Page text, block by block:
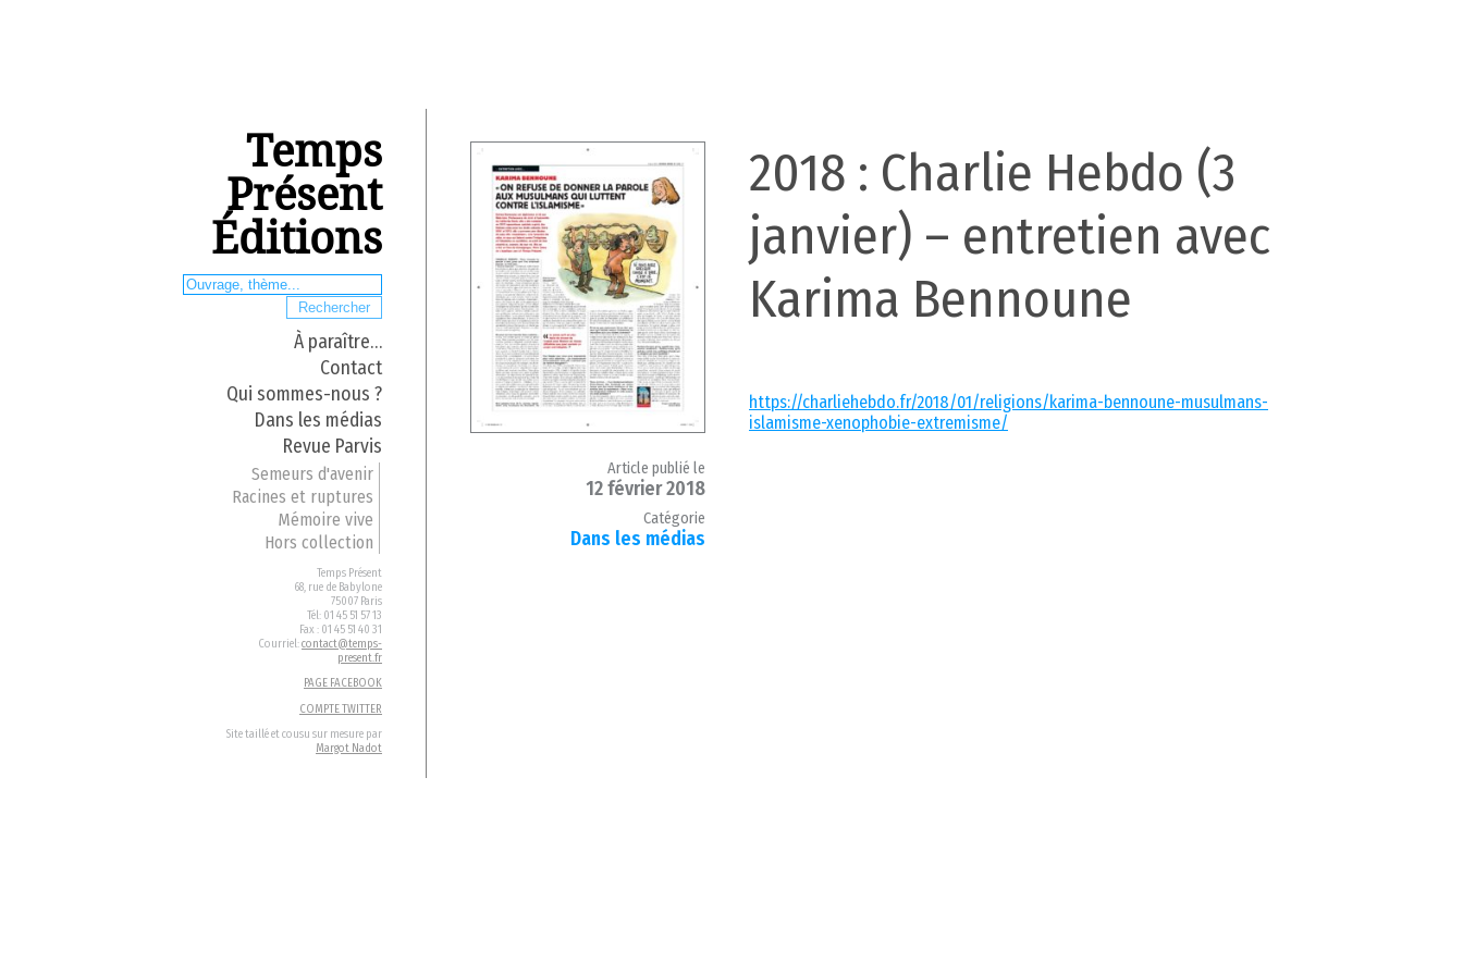
Temps
Présent
Éditions
À paraître…
Contact
Qui sommes-nous ?
Dans les médias
Revue Parvis
Semeurs d'avenir
Racines et ruptures
Mémoire vive
Hors collection
Temps Présent
68, rue de Babylone
75007 Paris
Tél: 01 45 51 57 13
Fax : 01 45 51 40 31
Courriel:contact@temps-
present.fr
PAGE FACEBOOK
COMPTE TWITTER
Site taillé et cousu sur mesure par
Margot Nadot
2018 : Charlie Hebdo (3
janvier) – entretien avec
Karima Bennoune
https://charliehebdo.fr/2018/01/religions/karima-bennoune-musulmans-
islamisme-xenophobie-extremisme/
Article publié le
12 février 2018
Catégorie
Dans les médias